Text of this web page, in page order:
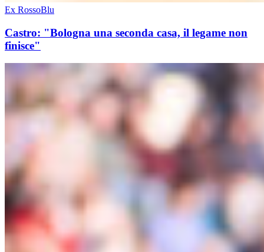
Ex RossoBlu
Castro: "Bologna una seconda casa, il legame non
finisce"